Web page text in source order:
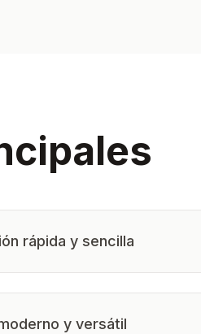
rápida y sencilla
y versátil